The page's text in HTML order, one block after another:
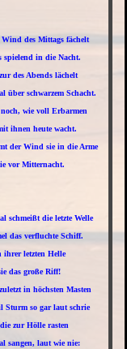
Wind des Mittags fächelt
spielend in die Nacht.
des Abends lächelt
über schwarzem Schacht.
wie voll Erbarmen
ihnen heute wacht.
der Wind sie in die Arme
vor Mitternacht.
schmeißt die letzte Welle
das verfluchte Schiff.
ihrer letzten Helle
das große Riff!
in höchsten Masten
Sturm so gar laut schrie
zur Hölle rasten
sangen, laut wie nie: